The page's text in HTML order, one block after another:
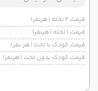
قیمت 2 تخته (هرنفر)
قیمت 1 تخته (هرنفر)
قیمت کودک با تخت (هر نفر)
قیمت کودک بدون تخت (هرنفر)